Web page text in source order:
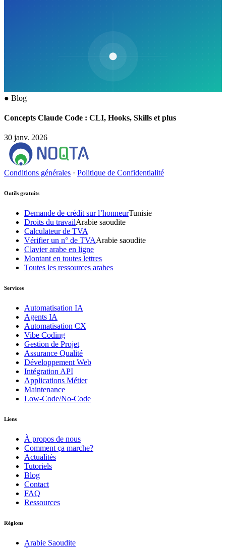
● Blog
Concepts Claude Code : CLI, Hooks, Skills et plus
30 janv. 2026
Conditions générales · Politique de Confidentialité
Outils gratuits
Demande de crédit sur l’honneurTunisie
Droits du travailArabie saoudite
Calculateur de TVA
Vérifier un n° de TVAArabie saoudite
Clavier arabe en ligne
Montant en toutes lettres
Toutes les ressources arabes
Services
Automatisation IA
Agents IA
Automatisation CX
Vibe Coding
Gestion de Projet
Assurance Qualité
Développement Web
Intégration API
Applications Métier
Maintenance
Low-Code/No-Code
Liens
À propos de nous
Comment ça marche?
Actualités
Tutoriels
Blog
Contact
FAQ
Ressources
Régions
Arabie Saoudite